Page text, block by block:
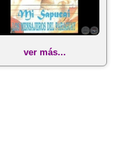
ver más...